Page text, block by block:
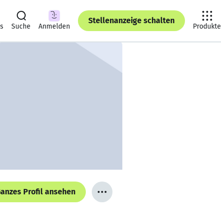
Suche Anmelden
Stellenanzeige schalten
Produkte
Profil ansehen